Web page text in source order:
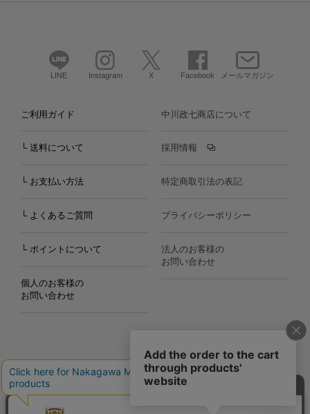
LINE Instagram X Facebook メールマガジン
ご利用ガイド
└ 送料について
└ お支払い方法
└ よくあるご質問
└ ポイントについて
個人のお客様の
お問い合わせ
中川政七商店について
採用情報
特定商取引法の表記
プライバシーポリシー
法人のお客様の
お問い合わせ
Copyright©2000